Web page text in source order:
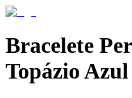
Bracelete
Topázio